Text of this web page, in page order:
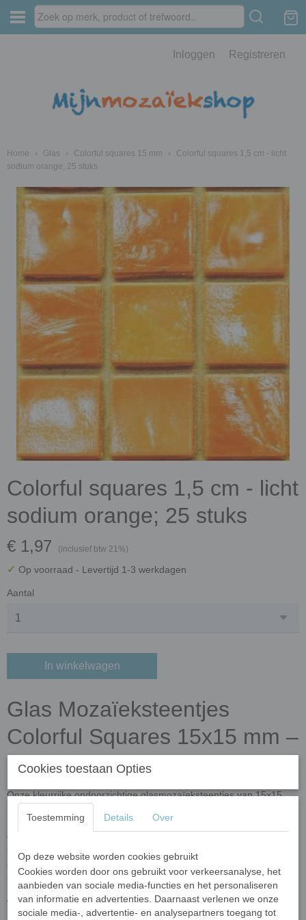
Inloggen Registreren
Home › Glas › Colorful squares 15 mm ›
Colorful squares 1,5 cm - licht
sodium orange; 25 stuks
Colorful squares 1,5 cm - licht
sodium orange; 25 stuks
€ 1,97 (inclusief btw 21%)
✓ Op voorraad - Levertijd 1-3 werkdagen
Aantal
In winkelwagen
Glas Mozaïeksteentjes
Colorful Squares 15x15 mm –
light sodium orange
Onze kleurrijke ondoorzichtige glasmozaïeksteentjes van 15x15
mozaïekkunstenaars. Deze fleurige steentjes hebben een dikte van
4 mm en worden met zorg vervaardigd door gerecycled glaspoeder
en minerale oxiden samen te smelten. Het resultaat? Prachtige
steentjes die niet alleen stralen van kleur, maar ook uitzonderlijk
sterk en duurzaam zijn.
Waarom kiezen voor Colorful Squares?
Cookies toestaan Opties
Toestemming Details Over
Op deze website worden cookies gebruikt
Cookies worden door ons gebruikt voor verkeersanalyse, het
aanbieden van sociale media-functies en het personaliseren
van informatie en advertenties. Daarnaast verlenen we onze
sociale media-, advertentie- en analysepartners toegang tot